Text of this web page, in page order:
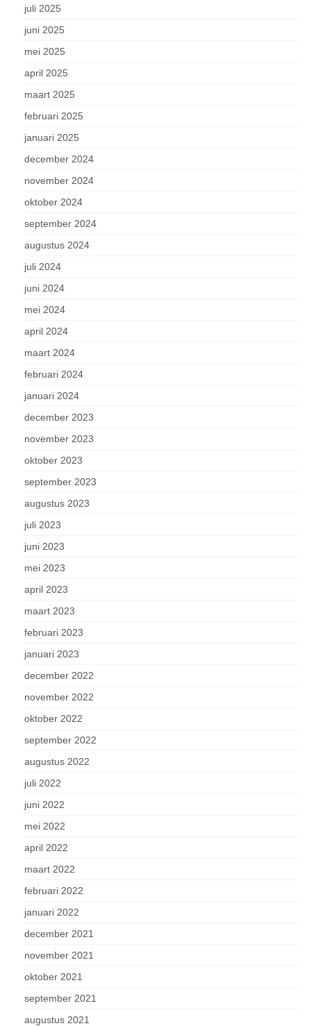
juli 2025
juni 2025
mei 2025
april 2025
maart 2025
februari 2025
januari 2025
december 2024
november 2024
oktober 2024
september 2024
augustus 2024
juli 2024
juni 2024
mei 2024
april 2024
maart 2024
februari 2024
januari 2024
december 2023
november 2023
oktober 2023
september 2023
augustus 2023
juli 2023
juni 2023
mei 2023
april 2023
maart 2023
februari 2023
januari 2023
december 2022
november 2022
oktober 2022
september 2022
augustus 2022
juli 2022
juni 2022
mei 2022
april 2022
maart 2022
februari 2022
januari 2022
december 2021
november 2021
oktober 2021
september 2021
augustus 2021